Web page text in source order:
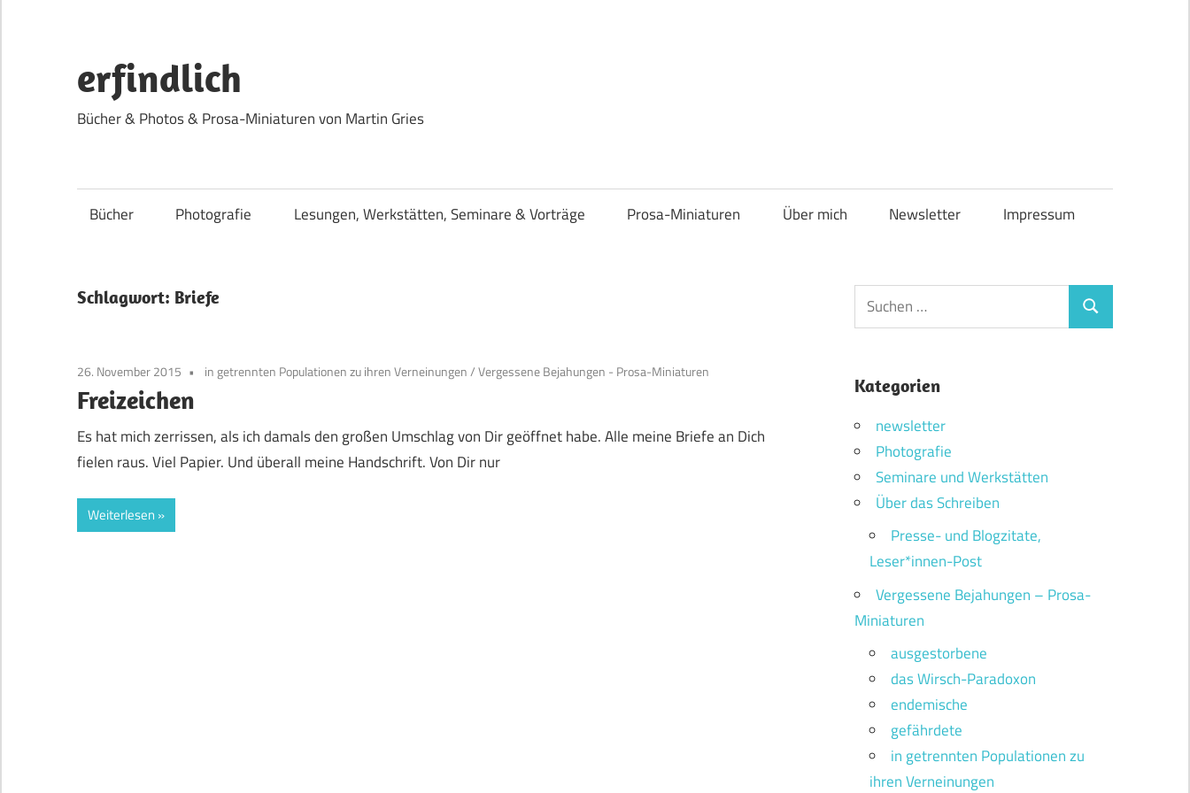
springen
erfindlich
Bücher & Photos & Prosa-Miniaturen von Martin Gries
Bücher Photografie Lesungen, Werkstätten, Seminare & Vorträge Prosa-Miniaturen Über mich Newsletter Impressum
Schlagwort: Briefe
26. November 2015 in getrennten Populationen zu ihren Verneinungen/Vergessene Bejahungen - Prosa-Miniaturen
Freizeichen
Es hat mich zerrissen, als ich damals den großen Umschlag von Dir geöffnet habe. Alle meine Briefe an Dich
fielen raus. Viel Papier. Und überall meine Handschrift. Von Dir nur
Weiterlesen
Suchen
nach:
Suchen
Kategorien
newsletter
Photografie
Seminare und Werkstätten
Über das Schreiben
Presse- und Blogzitate,
Leser*innen-Post
Vergessene Bejahungen – Prosa-
Miniaturen
ausgestorbene
das Wirsch-Paradoxon
endemische
gefährdete
in getrennten Populationen zu
ihren Verneinungen